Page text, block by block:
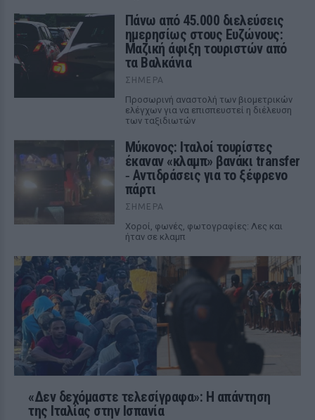
Πάνω από 45.000 διελεύσεις
ημερησίως στους Ευζώνους:
Μαζική άφιξη τουριστών από
τα Βαλκάνια
ΣΉΜΕΡΑ
Προσωρινή αναστολή των βιομετρικών
ελέγχων για να επισπευστεί η διέλευση
των ταξιδιωτών
Μύκονος: Ιταλοί τουρίστες
έκαναν «κλαμπ» βανάκι transfer
‑ Αντιδράσεις για το ξέφρενο
πάρτι
ΣΉΜΕΡΑ
Χοροί, φωνές, φωτογραφίες: Λες και
ήταν σε κλαμπ
«Δεν δεχόμαστε τελεσίγραφα»: Η απάντηση
της Ιταλίας στην Ισπανία